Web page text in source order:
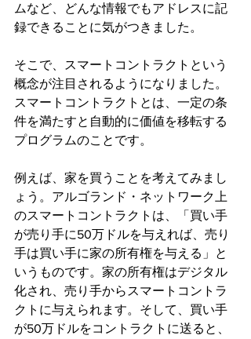
ムなど、どんな情報でもアドレスに記
録できることに気がつきました。
そこで、スマートコントラクトという
概念が注目されるようになりました。
スマートコントラクトとは、一定の条
件を満たすと自動的に価値を移転する
プログラムのことです。
例えば、家を買うことを考えてみまし
ょう。アルゴランド・ネットワーク上
のスマートコントラクトは、「買い手
が売り手に50万ドルを与えれば、売り
手は買い手に家の所有権を与える」と
いうものです。家の所有権はデジタル
化され、売り手からスマートコントラ
クトに与えられます。そして、買い手
が50万ドルをコントラクトに送ると、